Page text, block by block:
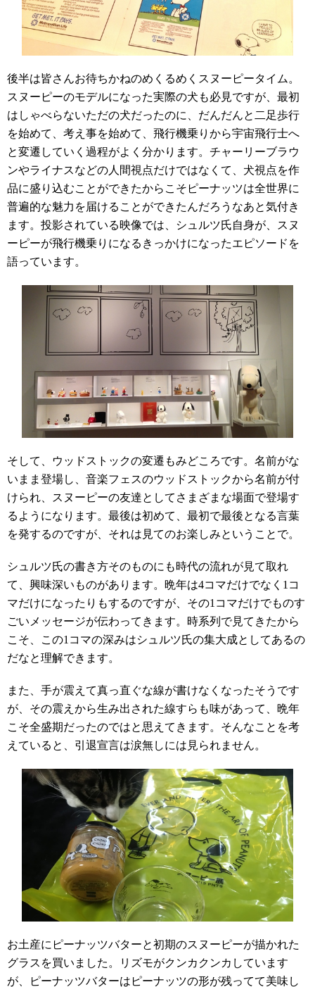
後半は皆さんお待ちかねのめくるめくスヌーピータイム。
スヌーピーのモデルになった実際の犬も必見ですが、最初
はしゃべらないただの犬だったのに、だんだんと二足歩行
を始めて、考え事を始めて、飛行機乗りから宇宙飛行士へ
と変遷していく過程がよく分かります。チャーリーブラウ
ンやライナスなどの人間視点だけではなくて、犬視点を作
品に盛り込むことができたからこそピーナッツは全世界に
普遍的な魅力を届けることができたんだろうなあと気付き
ます。投影されている映像では、シュルツ氏自身が、スヌ
ーピーが飛行機乗りになるきっかけになったエピソードを
語っています。
そして、ウッドストックの変遷もみどころです。名前がな
いまま登場し、音楽フェスのウッドストックから名前が付
けられ、スヌーピーの友達としてさまざまな場面で登場す
るようになります。最後は初めて、最初で最後となる言葉
を発するのですが、それは見てのお楽しみということで。
シュルツ氏の書き方そのものにも時代の流れが見て取れ
て、興味深いものがあります。晩年は4コマだけでなく1コ
マだけになったりもするのですが、その1コマだけでものす
ごいメッセージが伝わってきます。時系列で見てきたから
こそ、この1コマの深みはシュルツ氏の集大成としてあるの
だなと理解できます。
また、手が震えて真っ直ぐな線が書けなくなったそうです
が、その震えから生み出された線すらも味があって、晩年
こそ全盛期だったのではと思えてきます。そんなことを考
えていると、引退宣言は涙無しには見られません。
お土産にピーナッツバターと初期のスヌーピーが描かれた
グラスを買いました。リズモがクンカクンカしています
が、ピーナッツバターはピーナッツの形が残ってて美味し